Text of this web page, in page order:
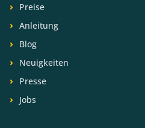
Preise
Anleitung
Blog
Neuigkeiten
Presse
Jobs